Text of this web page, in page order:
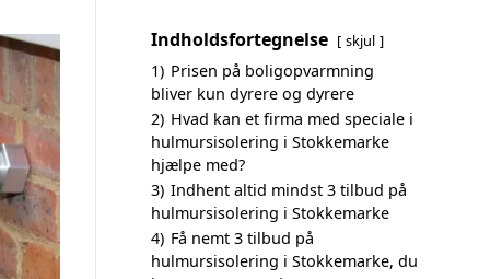
Indholdsfortegnelse skjul
1) Prisen på boligopvarmning
bliver kun dyrere og dyrere
2) Hvad kan et firma med speciale i
hulmursisolering i Stokkemarke
hjælpe med?
3) Indhent altid mindst 3 tilbud på
hulmursisolering i Stokkemarke
4) Få nemt 3 tilbud på
hulmursisolering i Stokkemarke, du